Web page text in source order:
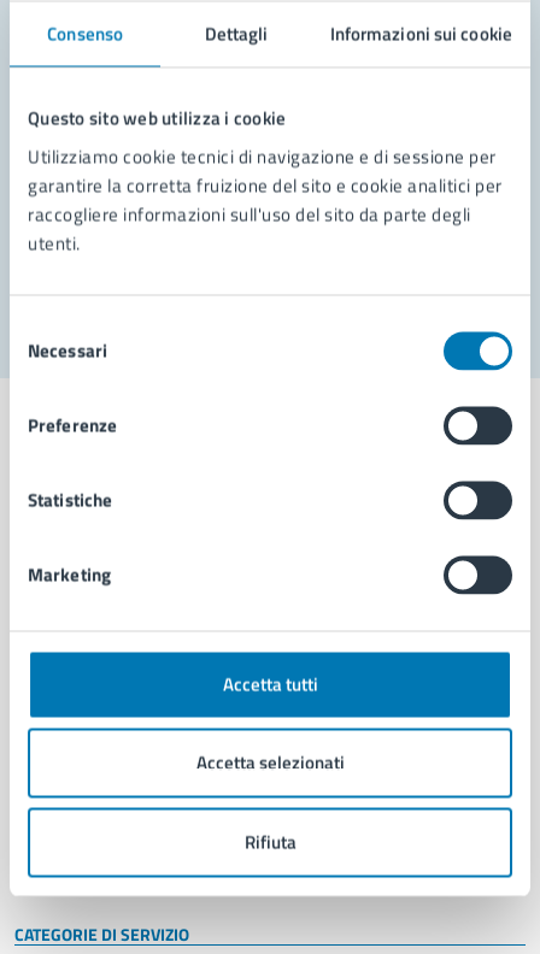
Consenso Dettagli Informazioni sui cookie
Questo sito web utilizza i cookie
Utilizziamo cookie tecnici di navigazione e di sessione per
garantire la corretta fruizione del sito e cookie analitici per
raccogliere informazioni sull'uso del sito da parte degli
utenti.
delNecessari
Preferenze
Statistiche
Marketing
Accetta tutti
Accetta selezionati
Rifiuta
Leggi le domande frequenti
Richiedi assistenza
Prenota appuntamento
Problemi in città
Comune di Napoli
AMMINISTRAZIONE
Organi di governo
Enti e fondazioni
Personale amministrativo
Intranet, posta aziendale e protocollo
CATEGORIE DI SERVIZIO